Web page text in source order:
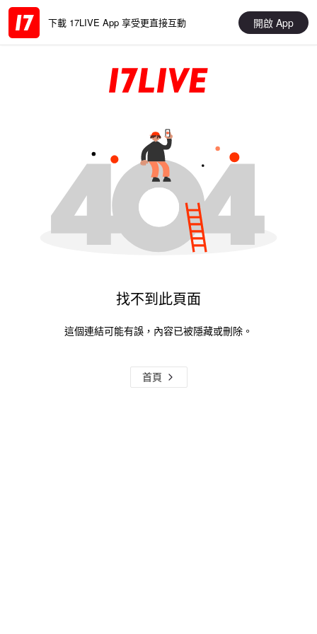
下載 17LIVE App 享受更直接互動 開啟 App
找不到此頁面
這個連結可能有誤，內容已被隱藏或刪除。
首頁